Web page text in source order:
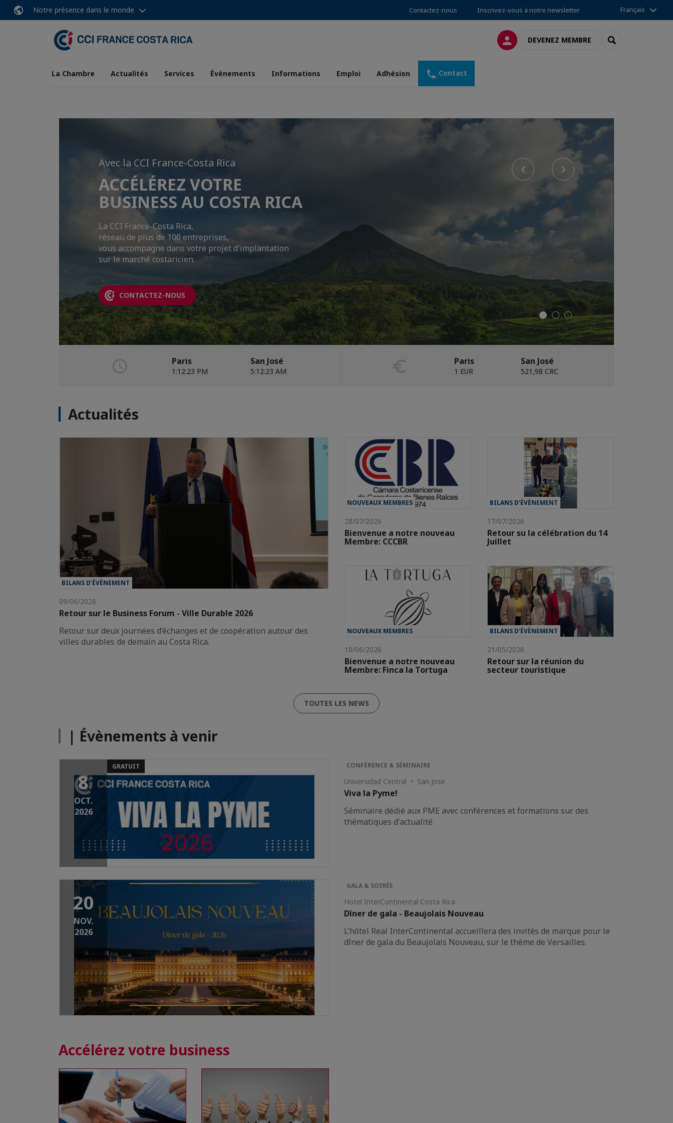
Notre présence dans le monde Contactez-nous Inscrivez-vous à notre newsletter Français
CONNEXIONDEVENEZ MEMBRE RECHERCHER
La Chambre Actualités Services Évènements Informations Emploi Adhésion Contact
Previous
Avec la CCI France-Costa Rica
ACCÉLÉREZ VOTRE
BUSINESS AU COSTA RICA
La CCI France-Costa Rica,
réseau de plus de 100 entreprises,
vous accompagne dans votre projet d'implantation
sur le marché costaricien.
CONTACTEZ-NOUS
Nous sommes opérateur
agréé pour le Chèque
Relance Export !
#FranceRelance
LIRE PLUS
Rejoignez-nous !
Rejoignez dès maintenant le premier
réseau d'affaires franco-costaricien.
DEVENEZ MEMBRE
Next
Paris
1:12:25 PM
San José
5:12:25 AM
Paris
1 EUR
San José
521,98 CRC
Actualités
BILANS D’ÉVÈNEMENT
09/06/2026
Retour sur le Business Forum - Ville Durable 2026
Retour sur deux journées d’échanges et de coopération autour des
villes durables de demain au Costa Rica.
NOUVEAUX MEMBRES
28/07/2026
Bienvenue a notre nouveau
Membre: CCCBR
BILANS D’ÉVÈNEMENT
17/07/2026
Retour su la célébration du 14
Juillet
NOUVEAUX MEMBRES
10/06/2026
Bienvenue a notre nouveau
Membre: Finca la Tortuga
BILANS D’ÉVÈNEMENT
21/05/2026
Retour sur la réunion du
secteur touristique
TOUTES LES NEWS
| Évènements à venir
8
OCT.
2026
GRATUIT CONFÉRENCE & SÉMINAIRE
Universidad Central • San Jose
Viva la Pyme!
Séminaire dédié aux PME avec conférences et formations sur des
thématiques d'actualité
20
NOV.
2026
GALA & SOIRÉE
Hotel InterContinental Costa Rica
Dîner de gala - Beaujolais Nouveau
L’hôtel Real InterContinental accueillera des invités de marque pour le
dîner de gala du Beaujolais Nouveau, sur le thème de Versailles.
Accélérez votre business